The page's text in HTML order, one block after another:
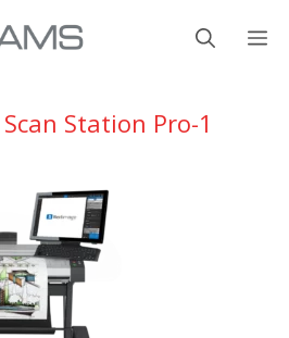
Station Pro-1